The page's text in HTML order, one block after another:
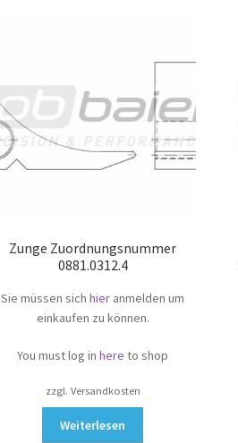
Zunge Zuordnungsnummer
0881.0312.4
Sie müssen sichhier anmelden um
einkaufen zu können.
You must log inhereto shop
zzgl. Versandkosten
Weiterlesen